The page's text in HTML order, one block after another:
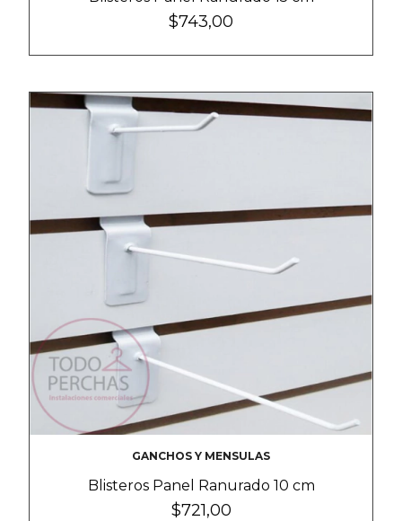
$743,00
GANCHOS Y MENSULAS
Blisteros Panel Ranurado 10 cm
$721,00